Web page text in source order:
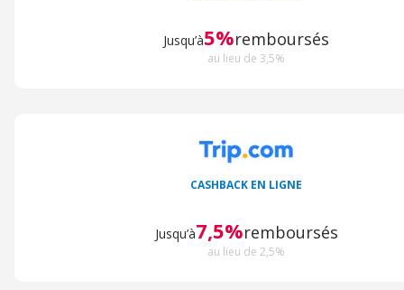
Jusqu’à5%remboursés
au lieu de 3,5%
CASHBACK EN LIGNE
Jusqu’à7,5%remboursés
au lieu de 2,5%